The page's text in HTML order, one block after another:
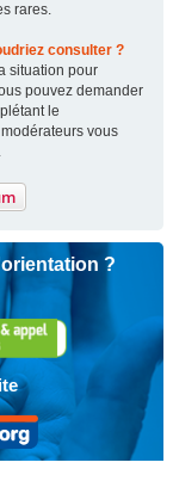
rares.
consulter ?
situation pour
pouvez demander
le
vous
?